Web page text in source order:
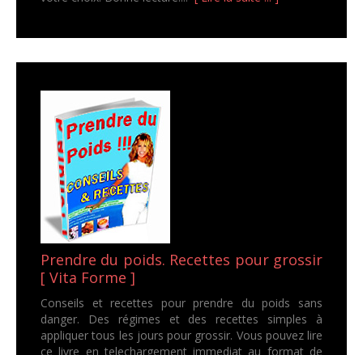
Prendre du poids. Recettes pour grossir
[ Vita Forme ]
Conseils et recettes pour prendre du poids sans
danger. Des régimes et des recettes simples à
appliquer tous les jours pour grossir. Vous pouvez lire
ce livre en telechargement immediat au format de